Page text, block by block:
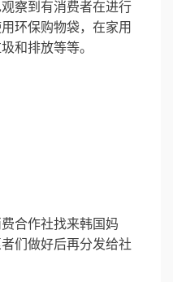
察到有消费者在进行
环保购物袋，在家用
和排放等等。
合作社找来韩国妈
们做好后再分发给社